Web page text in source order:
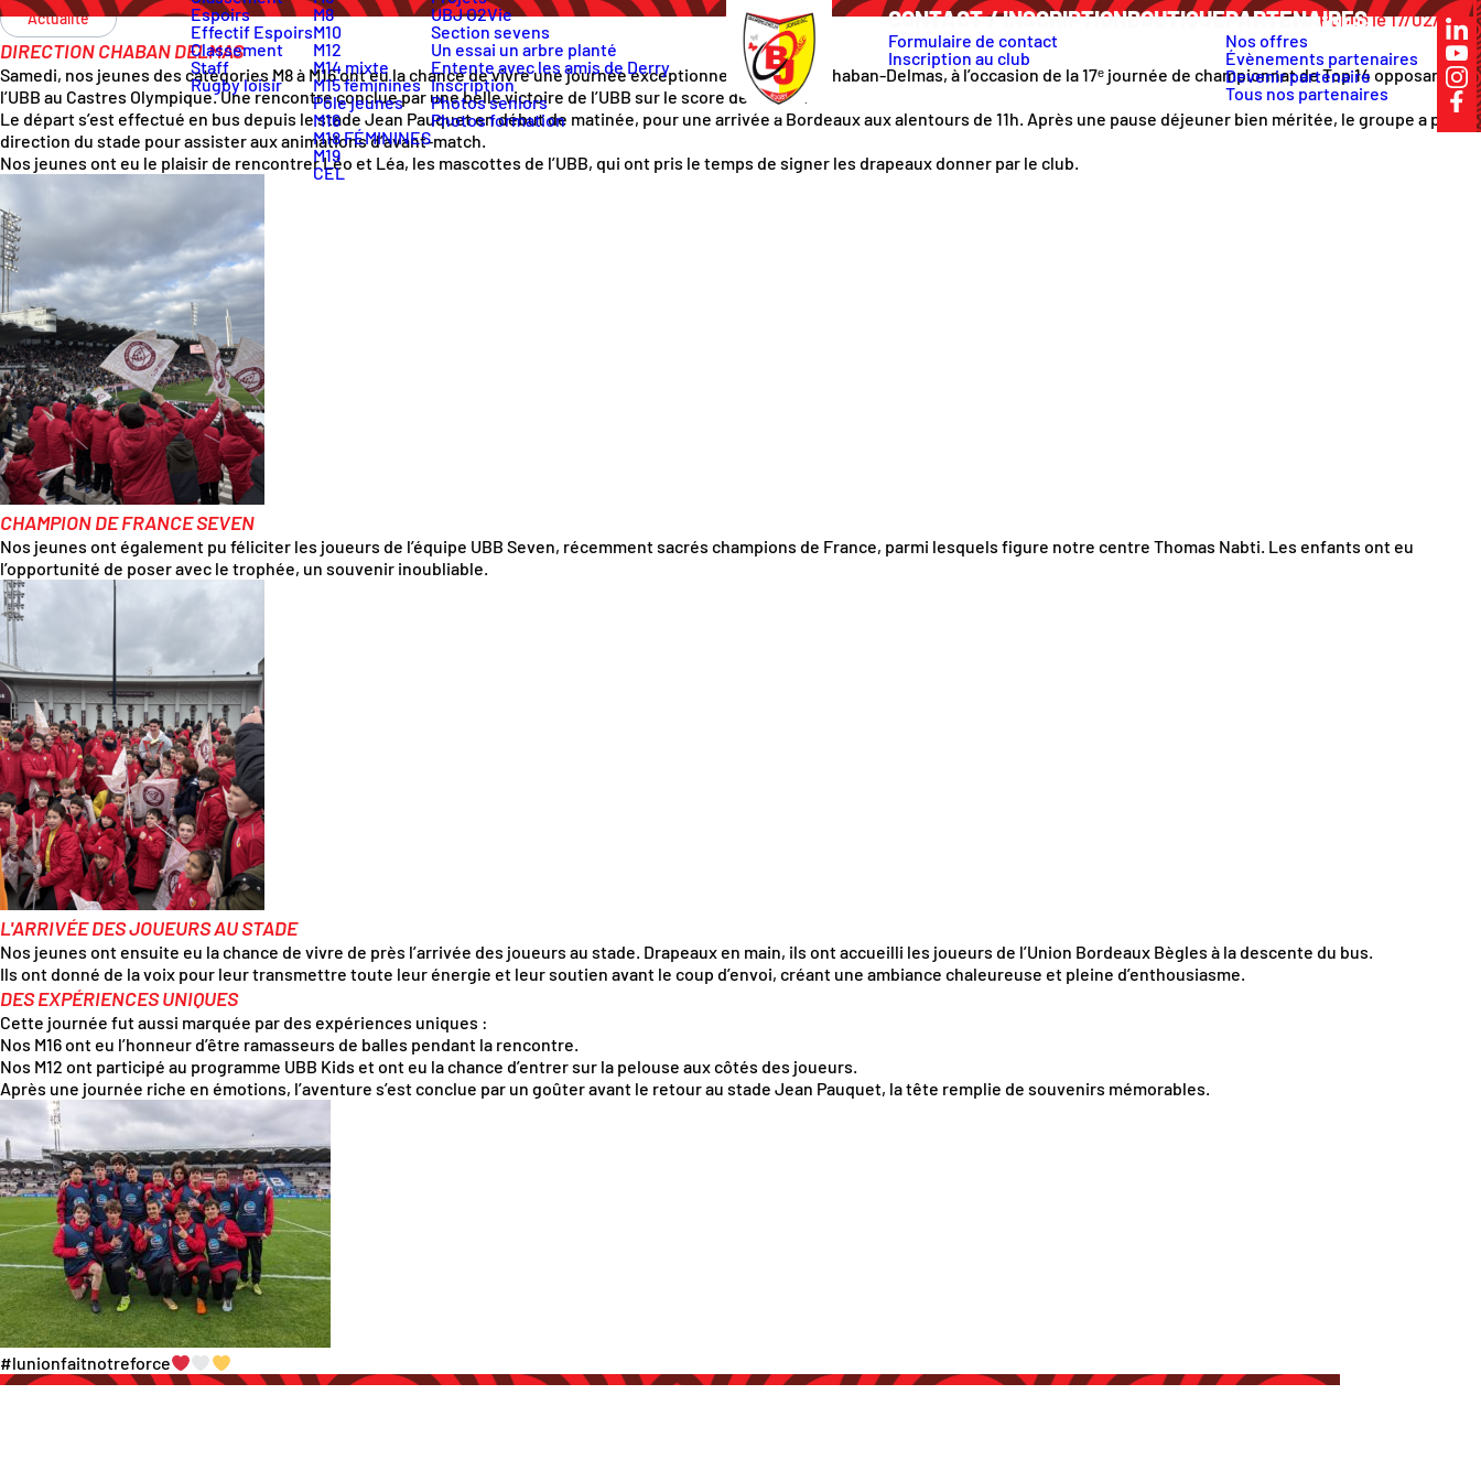
Espoirs
Effectif Espoirs
Classement
Staff
Rugby loisir
M8
M10
M12
M14 mixte
M15 féminines
Pôle jeunes
M16
M18 FÉMININES
M19
CEL
UBJ O2Vie
Section sevens
Un essai un arbre planté
Entente avec les amis de Derry
Inscription
Photos seniors
Photos formation
CONTACT / INSCRIPTION
Formulaire de contact
Inscription au club
BOUTIQUEPARTENAIRES
Nos offres
Évènements partenaires
Devenir partenaire
Tous nos partenaires
Actualité Publié le 17/02/2026
DIRECTION CHABAN DELMAS
Samedi, nos jeunes des catégories M8 à M16 ont eu la chance de vivre une journée exceptionnelle auStade Chaban-Delmas, à l’occasion de la 17ᵉ journée de championnat de Top 14 opposant
l’UBB au Castres Olympique. Une rencontre conclue par une belle victoire de l’UBB sur le score de 57 à 32.
Le départ s’est effectué en bus depuis le stade Jean Pauquet en début de matinée, pour une arrivée à Bordeaux aux alentours de 11h. Après une pause déjeuner bien méritée, le groupe a pris la
direction du stade pour assister aux animations d’avant-match.
Nos jeunes ont eu le plaisir de rencontrer Léo et Léa, les mascottes de l’UBB, qui ont pris le temps de signer les drapeaux donner par le club.
CHAMPION DE FRANCE SEVEN
Nos jeunes ont également pu féliciter les joueurs de l’équipe UBB Seven, récemment sacrés champions de France, parmi lesquels figure notre centre Thomas Nabti. Les enfants ont eu
l’opportunité de poser avec le trophée, un souvenir inoubliable.
L'ARRIVÉE DES JOUEURS AU STADE
Nos jeunes ont ensuite eu la chance de vivre de près l’arrivée des joueurs au stade. Drapeaux en main, ils ont accueilli les joueurs de l’Union Bordeaux Bègles à la descente du bus.
Ils ont donné de la voix pour leur transmettre toute leur énergie et leur soutien avant le coup d’envoi, créant une ambiance chaleureuse et pleine d’enthousiasme.
DES EXPÉRIENCES UNIQUES
Cette journée fut aussi marquée par des expériences uniques :
Nos M16 ont eu l’honneur d’être ramasseurs de balles pendant la rencontre.
Nos M12 ont participé au programme UBB Kids et ont eu la chance d’entrer sur la pelouse aux côtés des joueurs.
Après une journée riche en émotions, l’aventure s’est conclue par un goûter avant le retour au stade Jean Pauquet, la tête remplie de souvenirs mémorables.
#lunionfaitnotreforce